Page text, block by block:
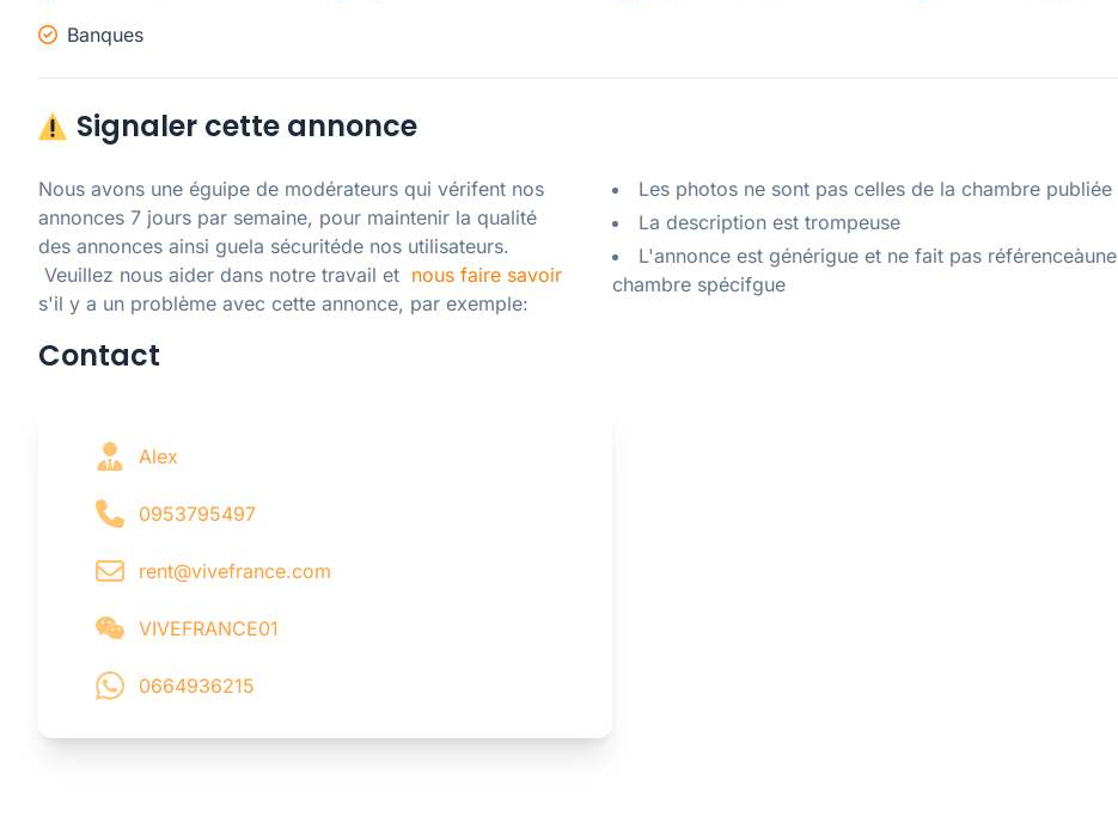
Banques
Signaler cette annonce
Nous avons une éguipe de modérateurs qui vérifent nos
annonces 7 jours par semaine, pour maintenir la qualité
des annonces ainsi guela sécuritéde nos utilisateurs.
Veuillez nous aider dans notre travail et nous faire savoir
s'il y a un problème avec cette annonce, par exemple:
Les photos ne sont pas celles de la chambre publiée
La description est trompeuse
L'annonce est générigue et ne fait pas référenceàune
chambre spécifgue
Contact
Alex
0953795497
rent@vivefrance.com
VIVEFRANCE01
0664936215